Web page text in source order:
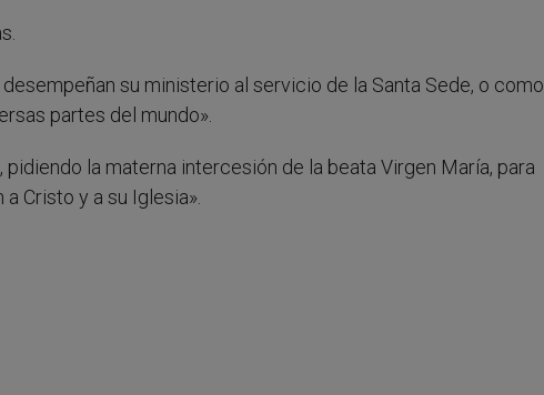
su ministerio al servicio de la Santa Sede, o como
partes del mundo».
la materna intercesión de la beata Virgen María, para
Cristo y a su Iglesia».